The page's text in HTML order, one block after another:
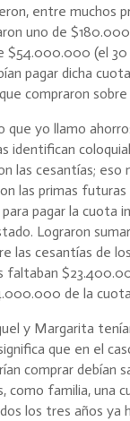
entre muchos
uno de
$54.000.000 (el 30
pagar dicha
compraron sobre
que yo llamo
identifican
las cesantías; eso
las primas
pagar la cuota
Lograron sumar
las cesantías de
faltaban
de la cuota
y Margarita
que en el
comprar debían
como familia, una
los tres años ya